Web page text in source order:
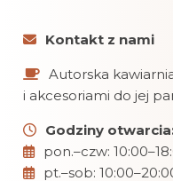
Kontakt z nami
Autorska
i akcesoriami do jej
Godziny
pon.–czw:
pt.–sob: